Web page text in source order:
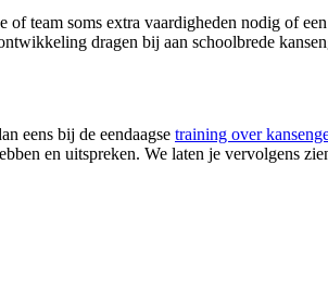
team soms extra vaardigheden nodig of
dragen bij aan schoolbrede
eens bij de eendaagse training over
en uitspreken. We laten je vervolgens